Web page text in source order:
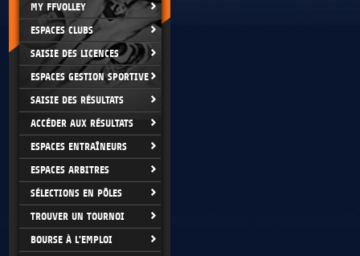
MY FFVOLLEY
ESPACES CLUBS
SAISIE DES LICENCES
ESPACES GESTION SPORTIVE
SAISIE DES RÉSULTATS
ACCÉDER AUX RÉSULTATS
ESPACES ENTRAÎNEURS
ESPACES ARBITRES
SÉLECTIONS EN PÔLES
TROUVER UN TOURNOI
BOURSE À L'EMPLOI